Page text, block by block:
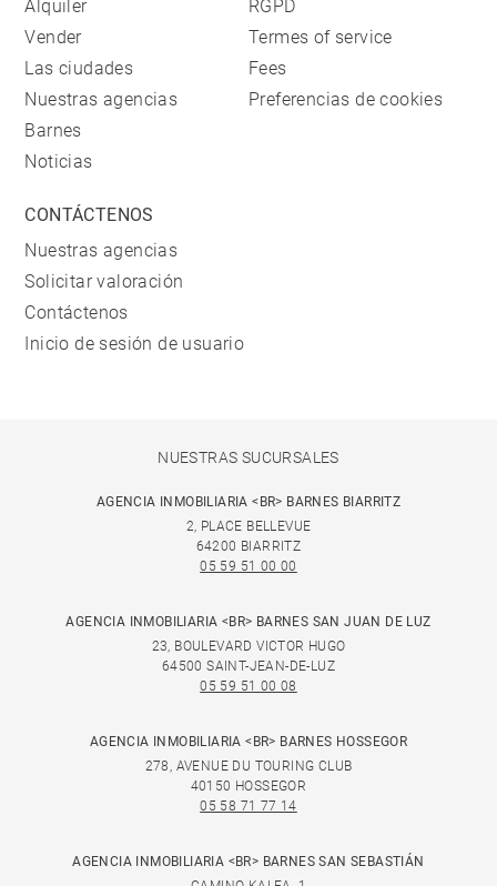
Alquiler
Vender
Las ciudades
Nuestras agencias
Barnes
Noticias
RGPD
Termes of service
Fees
Preferencias de cookies
CONTÁCTENOS
Nuestras agencias
Solicitar valoración
Contáctenos
Inicio de sesión de usuario
NUESTRAS SUCURSALES
AGENCIA INMOBILIARIA <BR> BARNES BIARRITZ
2, PLACE BELLEVUE
64200 BIARRITZ
05 59 51 00 00
AGENCIA INMOBILIARIA <BR> BARNES SAN JUAN DE LUZ
23, BOULEVARD VICTOR HUGO
64500 SAINT-JEAN-DE-LUZ
05 59 51 00 08
AGENCIA INMOBILIARIA <BR> BARNES HOSSEGOR
278, AVENUE DU TOURING CLUB
40150 HOSSEGOR
05 58 71 77 14
AGENCIA INMOBILIARIA <BR> BARNES SAN SEBASTIÁN